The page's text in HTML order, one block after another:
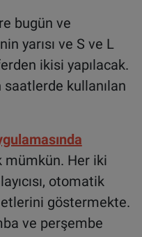
bugün ve
yarısı ve S ve L
ikisi yapılacak.
kullanılan
Her iki
otomatik
göstermekte.
ve perşembe